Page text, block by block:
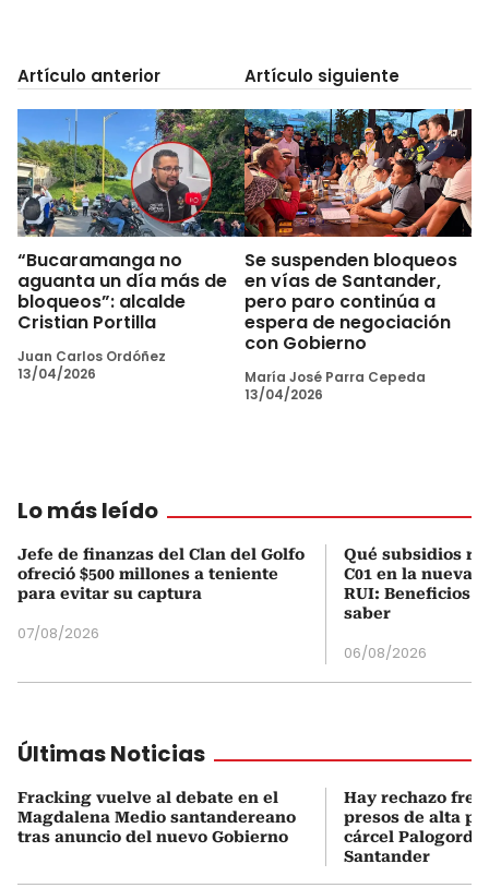
Artículo anterior
“Bucaramanga no
aguanta un día más de
bloqueos”: alcalde
Cristian Portilla
Juan Carlos Ordóñez
13/04/2026
Artículo siguiente
Se suspenden bloqueos
en vías de Santander,
pero paro continúa a
espera de negociación
con Gobierno
María José Parra Cepeda
13/04/2026
Lo más leído
Jefe de finanzas del Clan del Golfo
ofreció $500 millones a teniente
para evitar su captura
07/08/2026
Qué subsidios
C01 en la nueva
RUI: Beneficios
saber
06/08/2026
Últimas Noticias
Fracking vuelve al debate en el
Magdalena Medio santandereano
tras anuncio del nuevo Gobierno
Hay rechazo
presos de alta
cárcel Palogordo
Santander